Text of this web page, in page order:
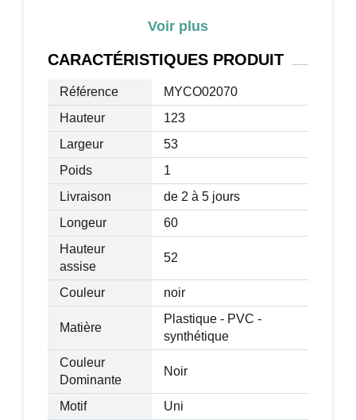
- Dimensions du dossier: 46 cm de
largeur et 61 cm de hauteur (épaisseur:
3 cm)
- Dimensions de l'assise: 46 cm de
longueur, 47 cm de largeur, de 42 à 52
cm de hauteur (épaisseur: 6 cm)
- Charge maximum recommandée: 110
Kg.
Voir plus
CARACTÉRISTIQUES PRODUIT
Référence
MYCO02070
Hauteur
123
Largeur
53
Poids
1
Livraison
de 2 à 5 jours
Longeur
60
Hauteur
assise
52
Couleur noir
Matière
Plastique - PVC -
synthétique
Couleur
Dominante
Noir
Motif Uni